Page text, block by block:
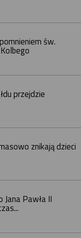
św.
przejdzie
znikają dzieci
Pawła II